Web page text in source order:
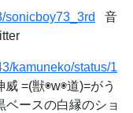
sonicboy73_3rd
音
kamuneko/status/1
=(獣◉w◉道)=がう
ベースの白縁のショ